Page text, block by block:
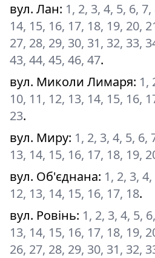
вул. Лан: 1, 2, 3, 4, 5, 6,
14, 15, 16, 17, 18, 19, 20,
27, 28, 29, 30, 31, 32, 33,
43, 44, 45, 46, 47.
вул. Миколи Лимаря: 1,
10, 11, 12, 13, 14, 15, 16,
23.
вул. Миру: 1, 2, 3, 4, 5, 6,
13, 14, 15, 16, 17, 18, 19,
вул. Об'єднана: 1, 2, 3,
12, 13, 14, 15, 16, 17, 18.
вул. Ровінь: 1, 2, 3, 4, 5,
13, 14, 15, 16, 17, 18, 19,
26, 27, 28, 29, 30, 31, 32,